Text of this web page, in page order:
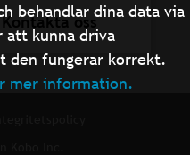
behandlar dina data via
att kunna driva
den fungerar korrekt.
mer information.
Kontakta oss